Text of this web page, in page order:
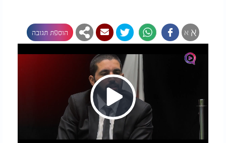
א א הוספת תגובה
Play